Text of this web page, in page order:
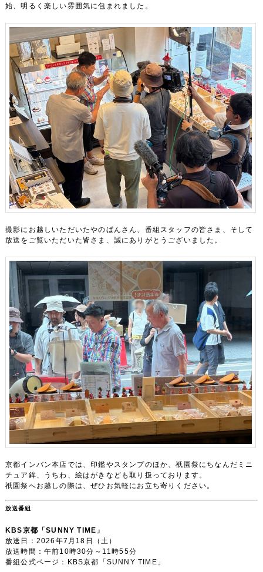
始、明るく楽しい雰囲気に包まれました。
撮影にお越しいただいたやのぱんさん、番組スタッフの皆さま、そして
放送をご覧いただいた皆さま、誠にありがとうございました。
京都インバン本店では、印鑑やスタンプのほか、祇園祭にちなんだミニ
チュア鉾、うちわ、絵はがきなども取り扱っております。
祇園祭へお越しの際は、ぜひお気軽にお立ち寄りください。
放送番組
KBS京都「SUNNY TIME」
放送日：2026年7月18日（土）
放送時間：午前10時30分～11時55分
番組公式ページ：KBS京都「SUNNY TIME」